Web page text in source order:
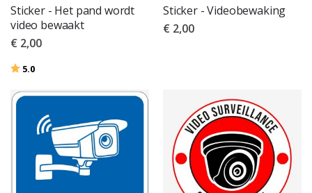
Sticker - Het pand wordt
video bewaakt
€ 2,00
Beoordeling:
5.0
Sticker - Videobewaking
€ 2,00